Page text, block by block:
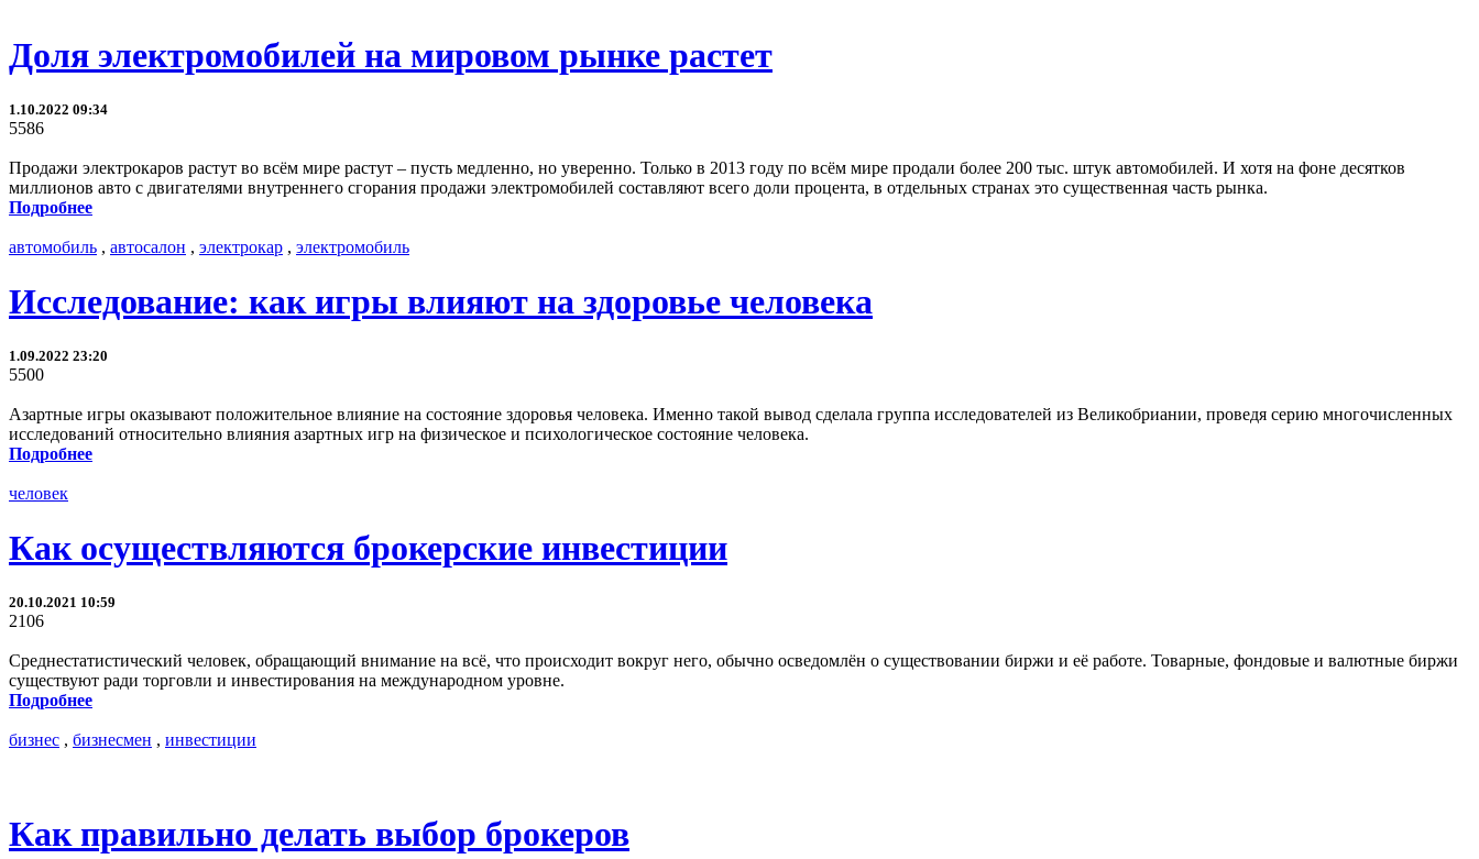
Доля электромобилей на мировом рынке растет
1.10.2022 09:34
5586
Продажи электрокаров растут во всём мире растут – пусть медленно, но уверенно. Только в 2013 году по всём мире продали более 200 тыс. штук автомобилей. И хотя на фоне десятков
миллионов авто с двигателями внутреннего сгорания продажи электромобилей составляют всего доли процента, в отдельных странах это существенная часть рынка.
Подробнее
автомобиль , автосалон , электрокар , электромобиль
Исследование: как игры влияют на здоровье человека
1.09.2022 23:20
5500
Азартные игры оказывают положительное влияние на состояние здоровья человека. Именно такой вывод сделала группа исследователей из Великобриании, проведя серию многочисленных
исследований относительно влияния азартных игр на физическое и психологическое состояние человека.
Подробнее
человек
Как осуществляются брокерские инвестиции
20.10.2021 10:59
2106
Среднестатистический человек, обращающий внимание на всё, что происходит вокруг него, обычно осведомлён о существовании биржи и её работе. Товарные, фондовые и валютные биржи
существуют ради торговли и инвестирования на международном уровне.
Подробнее
бизнес , бизнесмен , инвестиции
Как правильно делать выбор брокеров